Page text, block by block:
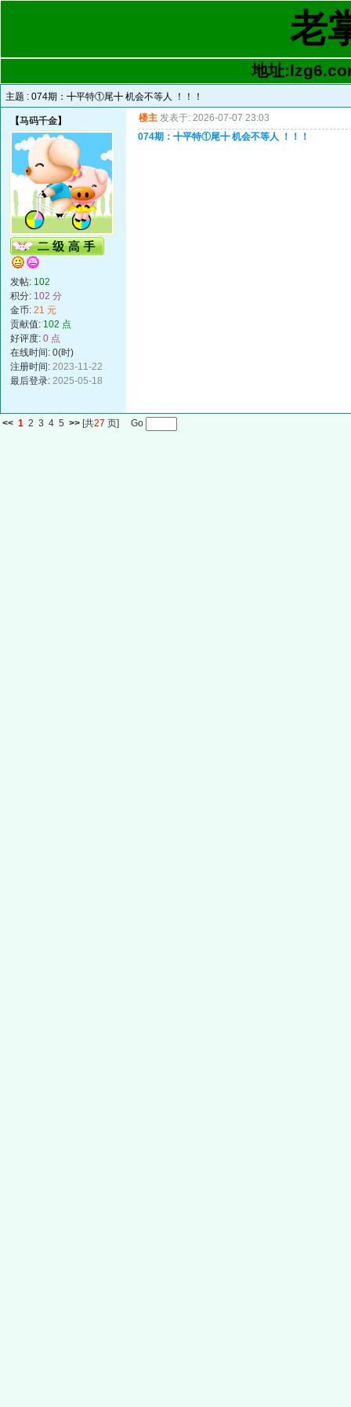
老
地址
主题 : 074期：╋平特①尾╋ 机会不等人 ！！！
【马码千金】
发帖: 102
积分: 102 分
金币: 21 元
贡献值: 102 点
好评度: 0 点
在线时间: 0(时)
注册时间: 2023-11-22
最后登录: 2025-05-18
楼主 发表于: 2026-07-07 23:03
074期：╋平特①尾╋ 机会不等人 ！！！
<< 1 2 3 4 5 >> [共27 页] Go